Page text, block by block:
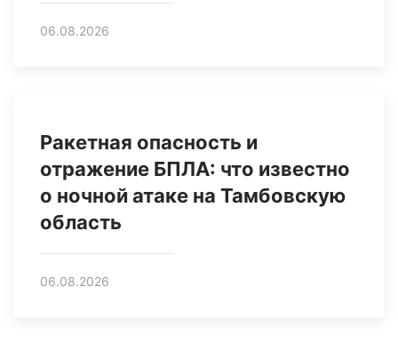
06.08.2026
Ракетная опасность и
отражение БПЛА: что известно
о ночной атаке на Тамбовскую
область
06.08.2026